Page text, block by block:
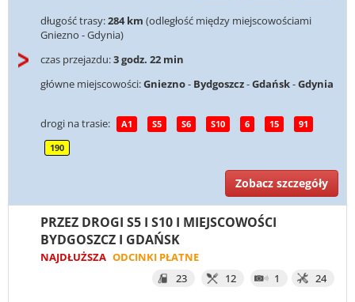
długość trasy:284 km (odległość między miejscowościami
Gniezno - Gdynia)
czas przejazdu:3 godz. 22 min
główne miejscowości:Gniezno- Bydgoszcz-Gdańsk-Gdynia
drogi na trasie: A1 S5 S6 S10 6 15 91
190
Zobacz szczegóły
PRZEZ DROGI S5 I S10 I MIEJSCOWOŚCI
BYDGOSZCZ I GDAŃSK
NAJDŁUŻSZA ODCINKI PŁATNE
23
12 1 24